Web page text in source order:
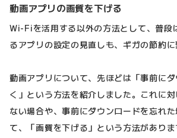
動画アプリの画質を下げる
Wi-Fiを活用する以外の方法として、普段
るアプリの設定の見直しも、ギガの節約に
動画アプリについて、先ほどは「事前に
く」という方法を紹介しました。これに
ない場合や、事前にダウンロードを忘れ
て、「画質を下げる」という方法がありま